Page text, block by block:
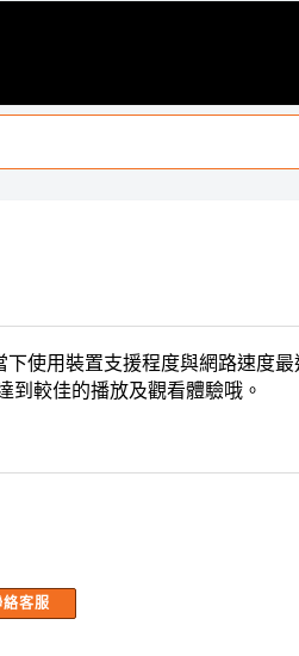
使用裝置支援程度與網路速度最
到較佳的播放及觀看體驗哦。